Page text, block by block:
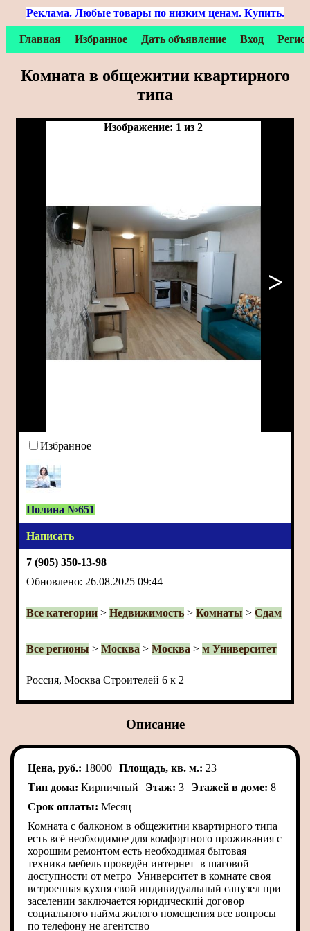
Реклама. Любые товары по низким ценам. Купить.
Главная Избранное Дать объявление Вход
Комната в общежитии квартирного
типа
Изображение: 1 из 2
>
Избранное
Полина №651
Написать
7 (905) 350-13-98
Обновлено: 26.08.2025 09:44
Все категории > Недвижимость > Комнаты > Сдам
Все регионы > Москва > Москва > м Университет
Россия, Москва Строителей 6 к 2
Описание
Цена, руб.: 18000 Площадь, кв. м.: 23
Тип дома: Кирпичный Этаж: 3 Этажей в доме: 8
Срок оплаты: Месяц
Комната с балконом в общежитии квартирного типа
есть всё необходимое для комфортного проживания с
хорошим ремонтом есть необходимая бытовая
техника мебель проведён интернет в шаговой
доступности от метро Университет в комнате своя
встроенная кухня свой индивидуальный санузел при
заселении заключается юридический договор
социального найма жилого помещения все вопросы
по телефону не агентство